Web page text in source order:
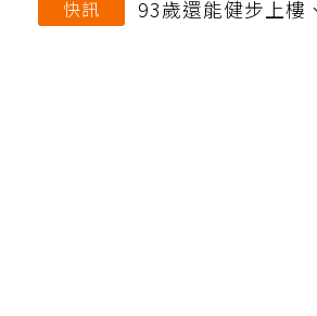
快訊 93歲還能健步上樓